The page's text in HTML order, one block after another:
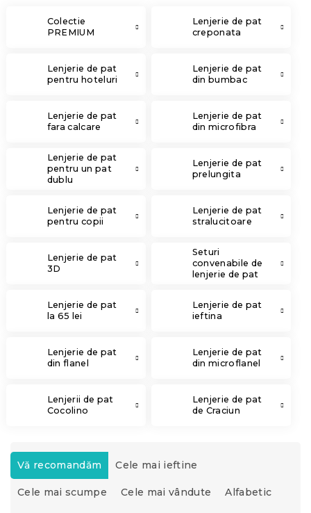
Colectie
PREMIUM
Lenjerie de pat
creponata
Lenjerie de pat
pentru hoteluri
Lenjerie de pat
din bumbac
Lenjerie de pat
fara calcare
Lenjerie de pat
din microfibra
Lenjerie de pat
pentru un pat
dublu
Lenjerie de pat
prelungita
Lenjerie de pat
pentru copii
Lenjerie de pat
stralucitoare
Lenjerie de pat
3D
Seturi
convenabile de
lenjerie de pat
Lenjerie de pat
la 65 lei
Lenjerie de pat
ieftina
Lenjerie de pat
din flanel
Lenjerie de pat
din microflanel
Lenjerii de pat
Cocolino
Lenjerie de pat
de Craciun
S
e
l
e
Vă recomandăm Cele mai ieftine
Cele mai scumpe Cele mai vândute Alfabetic